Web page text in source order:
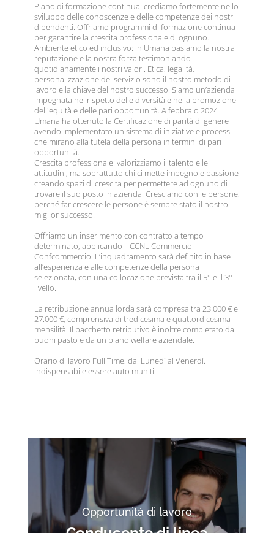
Piano di formazione continua: crediamo fortemente nello
sviluppo delle conoscenze e delle competenze dei nostri
dipendenti. Offriamo programmi di formazione continua
per garantire la crescita professionale di ognuno.
Ambiente etico ed inclusivo: in Umana basiamo la nostra
reputazione e la nostra forza testimoniando
quotidianamente i nostri valori. Etica, legalità,
personalizzazione del servizio sono il nostro metodo di
lavoro e la chiave del nostro successo. Siamo un’azienda
impegnata nel rispetto delle diversità e nella promozione
dell'equità e delle pari opportunità. A febbraio 2024
Umana ha ottenuto la Certificazione di parità di genere
avendo implementato un sistema di iniziative e processi
che mirano alla tutela della persona in termini di pari
opportunità.
Crescita professionale: valorizziamo il talento e le
attitudini, ma soprattutto chi ci mette impegno e passione
creando spazi di crescita per permettere ad ognuno di
trovare il suo posto in azienda. Cresciamo con le persone,
perché far crescere le persone è sempre stato il nostro
miglior successo.
Offriamo un inserimento con contratto a tempo
determinato, applicando il CCNL Commercio –
Confcommercio. L’inquadramento sarà definito in base
all’esperienza e alle competenze della persona
selezionata, con una collocazione prevista tra il 5° e il 3°
livello.
La retribuzione annua lorda sarà compresa tra 23.000 € e
27.000 €, comprensiva di tredicesima e quattordicesima
mensilità. Il pacchetto retributivo è inoltre completato da
buoni pasto e da un piano welfare aziendale.
Orario di lavoro Full Time, dal Lunedì al Venerdì.
Indispensabile essere auto muniti.
Opportunità di lavoro